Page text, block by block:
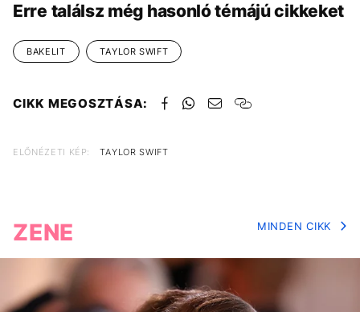
Erre találsz még hasonló témájú cikkeket
BAKELIT TAYLOR SWIFT
CIKK MEGOSZTÁSA:
ELŐNÉZETI KÉP: TAYLOR SWIFT
ZENE MINDEN CIKK